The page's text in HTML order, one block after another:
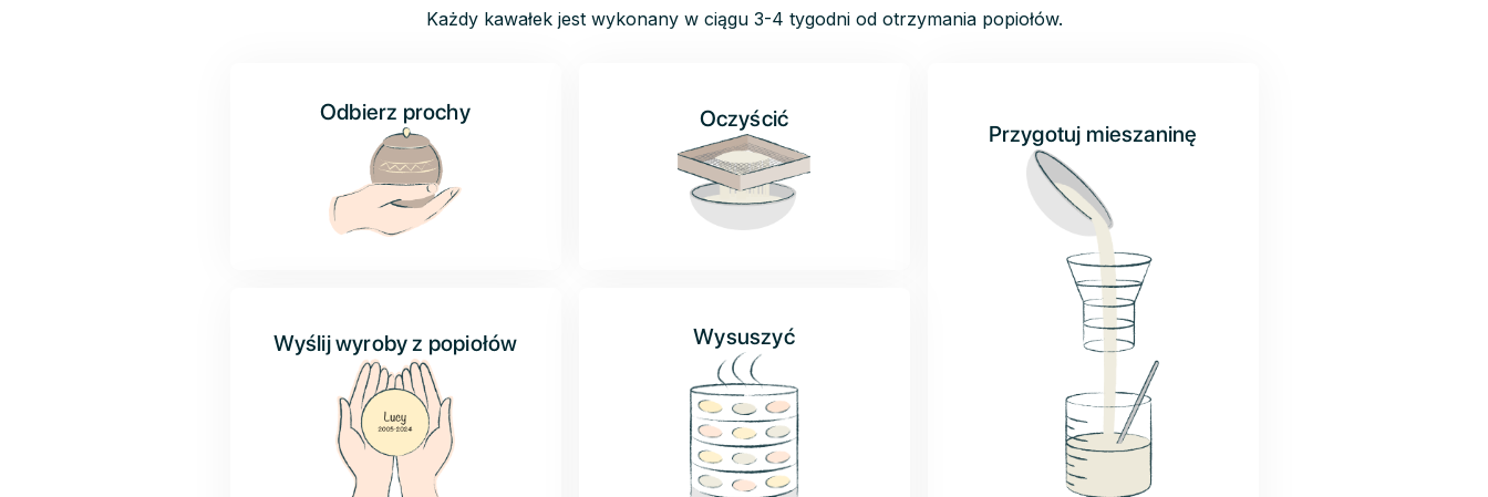
Każdy kawałek jest wykonany w ciągu 3-4 tygodni od otrzymania popiołów.
Odbierz prochy Oczyścić
Przygotuj mieszaninę
Wyślij wyroby z popiołów Wysuszyć